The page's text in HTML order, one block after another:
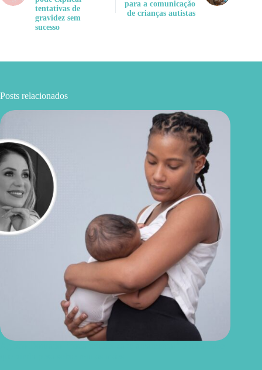
tentativas de
gravidez sem
sucesso
para a comunicação
de crianças autistas
Posts relacionados